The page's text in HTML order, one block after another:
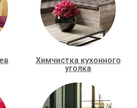
Химчистка кухонного
уголка